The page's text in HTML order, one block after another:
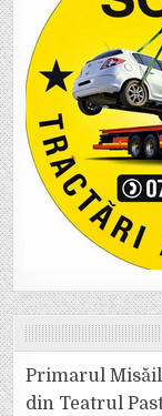
Primarul
din Teatrul